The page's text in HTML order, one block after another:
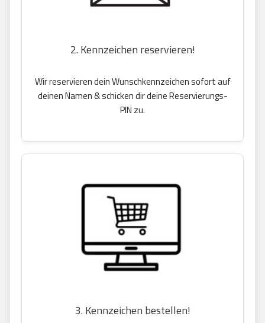
2. Kennzeichen reservieren!
Wir reservieren dein Wunschkennzeichen sofort auf
deinen Namen & schicken dir deine Reservierungs-
PIN zu.
3. Kennzeichen bestellen!